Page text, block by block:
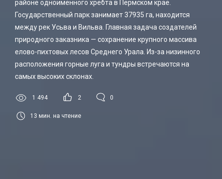
районе одноименного хребта в Пермском крае.
Государственный парк занимает 37935 га, находится
между рек Усьва и Вильва. Главная задача создателей
природного заказника — сохранение крупного массива
елово-пихтовых лесов Среднего Урала. Из-за низинного
расположения горные луга и тундры встречаются на
самых высоких склонах.
1 494 2 0
13 мин. на чтение